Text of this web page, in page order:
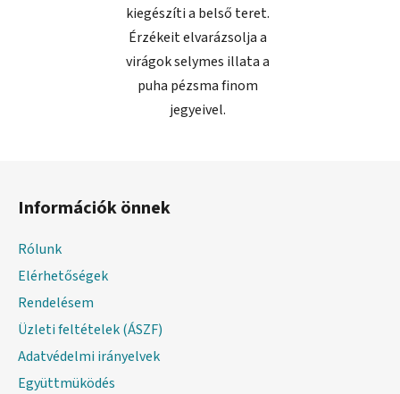
kiegészíti a belső teret.
Érzékeit elvarázsolja a
virágok selymes illata a
puha pézsma finom
jegyeivel.
Információk önnek
Rólunk
Elérhetőségek
Rendelésem
Üzleti feltételek (ÁSZF)
Adatvédelmi irányelvek
Együttmüködés